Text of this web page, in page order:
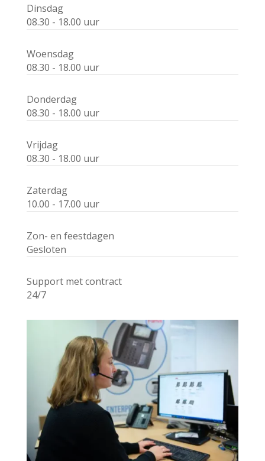
Dinsdag
08.30 - 18.00 uur
Woensdag
08.30 - 18.00 uur
Donderdag
08.30 - 18.00 uur
Vrijdag
08.30 - 18.00 uur
Zaterdag
10.00 - 17.00 uur
Zon- en feestdagen
Gesloten
Support met contract
24/7